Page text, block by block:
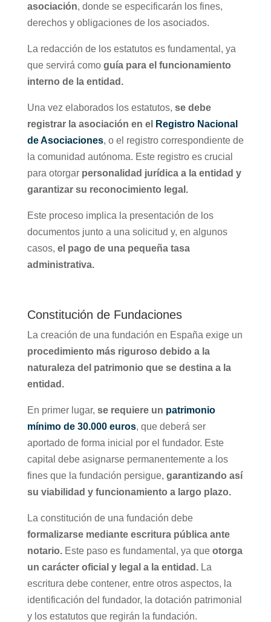
asociación, donde se especificarán los fines,
derechos y obligaciones de los asociados.
La redacción de los estatutos es fundamental, ya
que servirá como guía para el funcionamiento
interno de la entidad.
Una vez elaborados los estatutos, se debe
registrar la asociación en el
Registro Nacional
de Asociaciones, o el registro correspondiente de
la comunidad autónoma. Este registro es crucial
para otorgar personalidad jurídica a la entidad y
garantizar su reconocimiento legal.
Este proceso implica la presentación de los
documentos junto a una solicitud y, en algunos
casos, el pago de una pequeña tasa
administrativa.
Constitución de Fundaciones
La creación de una fundación en España exige un
procedimiento más riguroso debido a la
naturaleza del patrimonio que se destina a la
entidad.
En primer lugar, se requiere un patrimonio
mínimo de 30.000 euros, que deberá ser
aportado de forma inicial por el fundador. Este
capital debe asignarse permanentemente a los
fines que la fundación persigue, garantizando así
su viabilidad y funcionamiento a largo plazo.
La constitución de una fundación debe
formalizarse mediante escritura pública ante
notario. Este paso es fundamental, ya que otorga
un carácter oficial y legal a la entidad.La
escritura debe contener, entre otros aspectos, la
identificación del fundador, la dotación patrimonial
y los estatutos que regirán la fundación.